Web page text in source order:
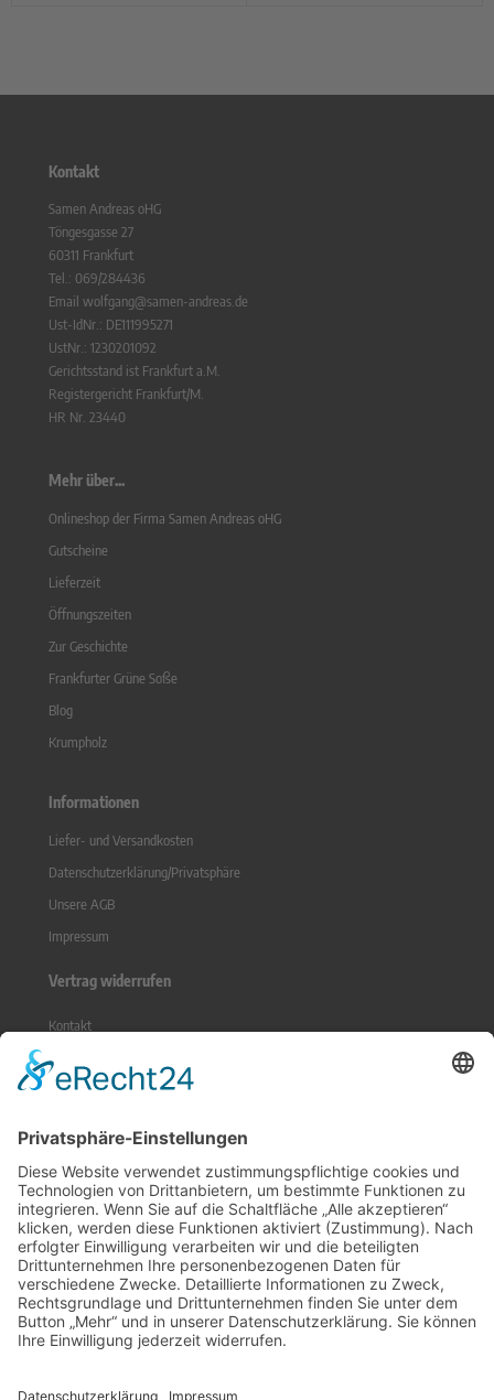
Kontakt
Samen Andreas oHG
Töngesgasse 27
60311 Frankfurt
Tel.: 069/284436
Email wolfgang@samen-andreas.de
Ust-IdNr.: DE111995271
UstNr.: 1230201092
Gerichtsstand ist Frankfurt a.M.
Registergericht Frankfurt/M.
HR Nr. 23440
Mehr über...
Onlineshop der Firma Samen Andreas oHG
Gutscheine
Lieferzeit
Öffnungszeiten
Zur Geschichte
Frankfurter Grüne Soße
Blog
Krumpholz
Informationen
Liefer- und Versandkosten
Datenschutzerklärung/Privatsphäre
Unsere AGB
Impressum
Vertrag widerrufen
Kontakt
Sitemap
Widerrufsrecht
Zahlungsmethoden